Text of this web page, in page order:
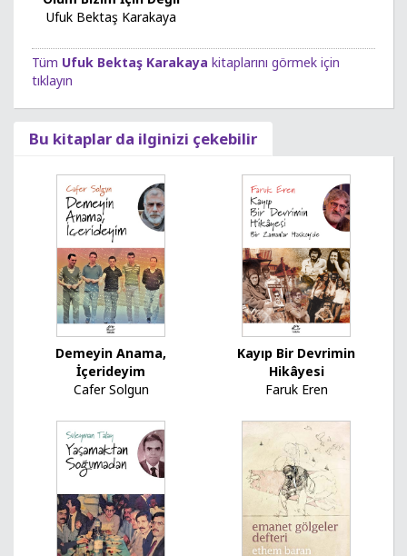
Ufuk Bektaş Karakaya
Tüm Ufuk Bektaş Karakaya kitaplarını görmek için
tıklayın
Bu kitaplar da ilginizi çekebilir
Demeyin Anama,
İçerideyim
Cafer Solgun
Kayıp Bir Devrimin
Hikâyesi
Faruk Eren